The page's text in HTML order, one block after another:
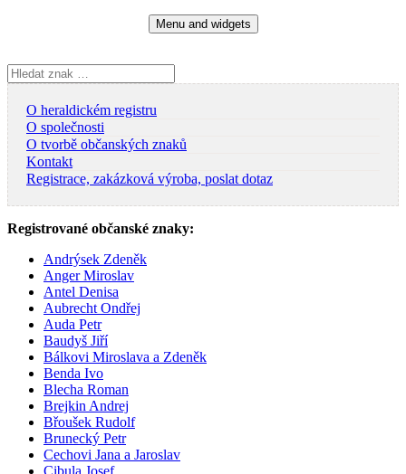
Menu and widgets
Vyhledávání
O heraldickém registru
O společnosti
O tvorbě občanských znaků
Kontakt
Registrace, zakázková výroba, poslat dotaz
Registrované občanské znaky:
Andrýsek Zdeněk
Anger Miroslav
Antel Denisa
Aubrecht Ondřej
Auda Petr
Baudyš Jiří
Bálkovi Miroslava a Zdeněk
Benda Ivo
Blecha Roman
Brejkin Andrej
Břoušek Rudolf
Brunecký Petr
Cechovi Jana a Jaroslav
Cibula Josef